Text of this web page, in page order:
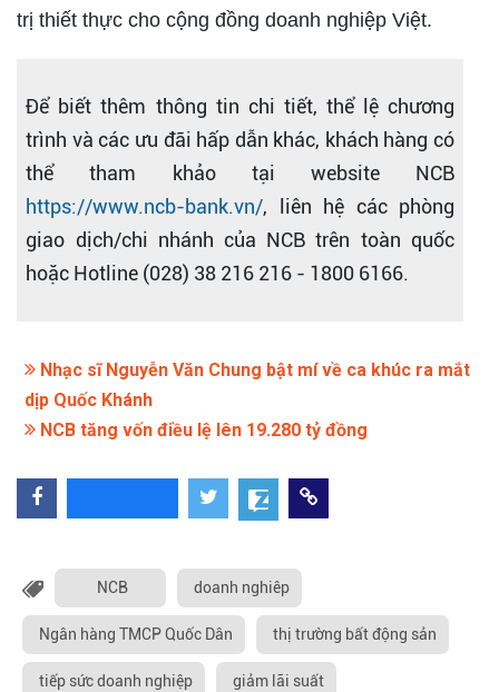
trị thiết thực cho cộng đồng doanh nghiệp Việt.
Để biết thêm thông tin chi tiết, thể lệ chương
trình và các ưu đãi hấp dẫn khác, khách hàng có
thể tham khảo tại website NCB
https://www.ncb-bank.vn/, liên hệ các phòng
giao dịch/chi nhánh của NCB trên toàn quốc
hoặc Hotline (028) 38 216 216 - 1800 6166.
Nhạc sĩ Nguyễn Văn Chung bật mí về ca khúc ra mắt
dịp Quốc Khánh
NCB tăng vốn điều lệ lên 19.280 tỷ đồng
NCB doanh nghiêp
Ngân hàng TMCP Quốc Dân thị trường bất động sản
tiếp sức doanh nghiệp giảm lãi suất